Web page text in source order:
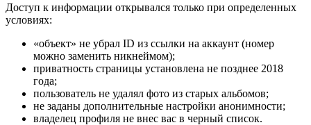
Доступ к информации открывался только при определенных
условиях:
«объект» не убрал ID из ссылки на аккаунт (номер
можно заменить никнеймом);
приватность страницы установлена не позднее 2018
года;
пользователь не удалял фото из старых альбомов;
не заданы дополнительные настройки анонимности;
владелец профиля не внес вас в черный список.